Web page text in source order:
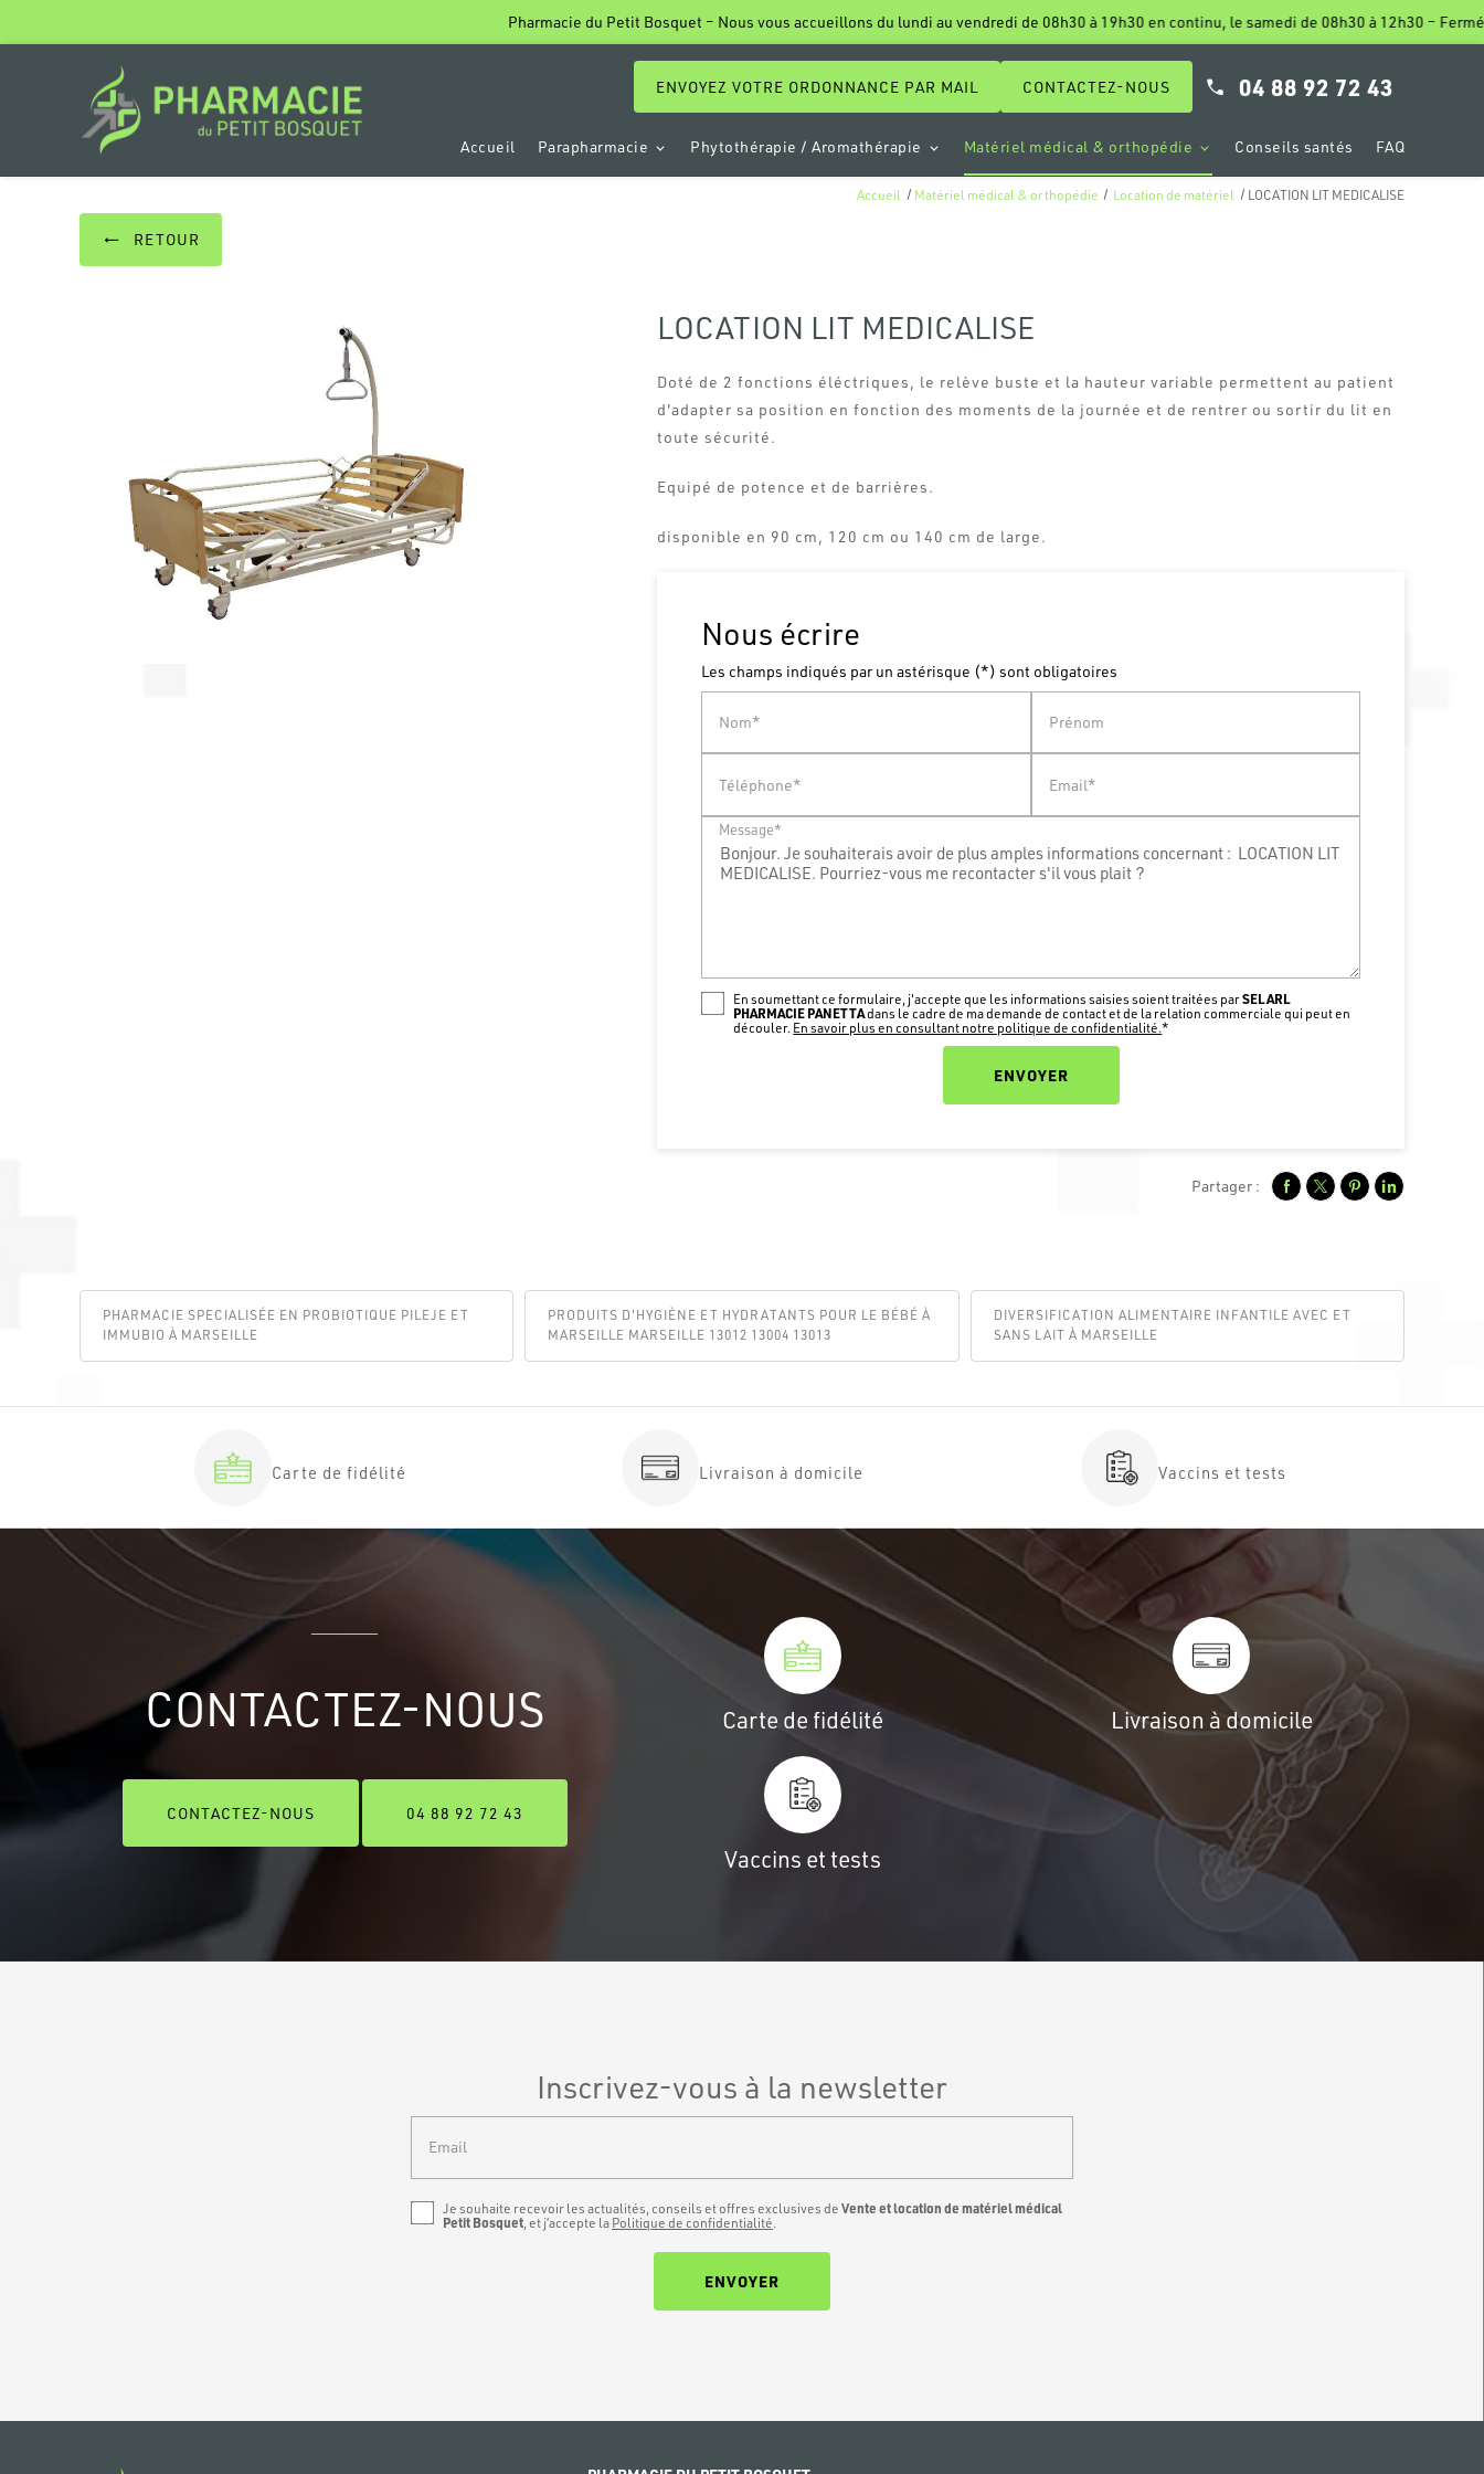
ENVOYEZ VOTRE ORDONNANCE PAR MAIL CONTACTEZ-NOUS 04 88 92 72 43
Accueil Parapharmacie Phytothérapie / Aromathérapie Matériel médical & orthopédie Conseils santés FAQ
Accueil Matériel médical & orthopédie Location de matériel LOCATION LIT MEDICALISE
RETOUR
LOCATION LIT MEDICALISE
Doté de 2 fonctions éléctriques, le relève buste et la hauteur variable permettent au patient
d'adapter sa position en fonction des moments de la journée et de rentrer ou sortir du lit en
toute sécurité.
Equipé de potence et de barrières.
disponible en 90 cm, 120 cm ou 140 cm de large.
Nous écrire
Les champs indiqués par un astérisque (*) sont obligatoires
Nom* Prénom
Téléphone* Email*
Message*
En soumettant ce formulaire, j'accepte que les informations saisies soient traitées parSELARL
PHARMACIE PANETTAdans le cadre de ma demande de contact et de la relation commerciale qui peut en
découler. En savoir plus en consultant notre politique de confidentialité.*
Partager :
PHARMACIE SPECIALISÉE EN PROBIOTIQUE PILEJE ET
IMMUBIO À MARSEILLE
PRODUITS D'HYGIÈNE ET HYDRATANTS POUR LE BÉBÉ À
MARSEILLE MARSEILLE 13012 13004 13013
DIVERSIFICATION ALIMENTAIRE INFANTILE AVEC ET
SANS LAIT À MARSEILLE
Carte de fidélité Livraison à domicile Vaccins et tests
CONTACTEZ-NOUS
CONTACTEZ-NOUS 04 88 92 72 43
Carte de fidélité Livraison à domicile
Vaccins et tests
Inscrivez-vous à la newsletter
Email
Je souhaite recevoir les actualités, conseils et offres exclusives de Vente et location de matériel médical
Petit Bosquet , et j’accepte la Politique de confidentialité